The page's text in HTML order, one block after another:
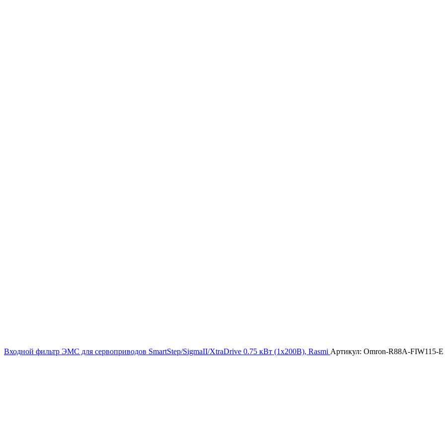
Входной фильтр ЭМС для сервоприводов SmartStep/SigmaII/XtraDrive 0.75 кВт (1х200В), Rasmi Артикул: Omron-R88A-FIW115-E